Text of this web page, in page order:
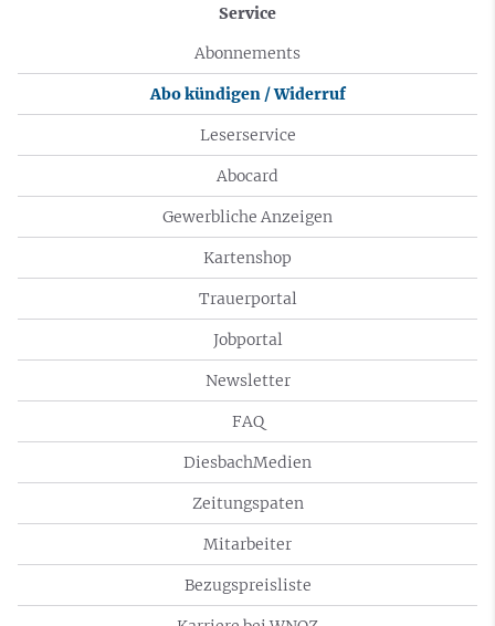
Service
Abonnements
Abo kündigen / Widerruf
Leserservice
Abocard
Gewerbliche Anzeigen
Kartenshop
Trauerportal
Jobportal
Newsletter
FAQ
DiesbachMedien
Zeitungspaten
Mitarbeiter
Bezugspreisliste